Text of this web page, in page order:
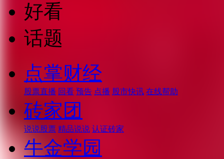
好看
话题
点掌财经
股票直播 回看 预告 点播 股市快讯 在线帮助
砖家团
说说股票 精品说说 认证砖家
牛金学园